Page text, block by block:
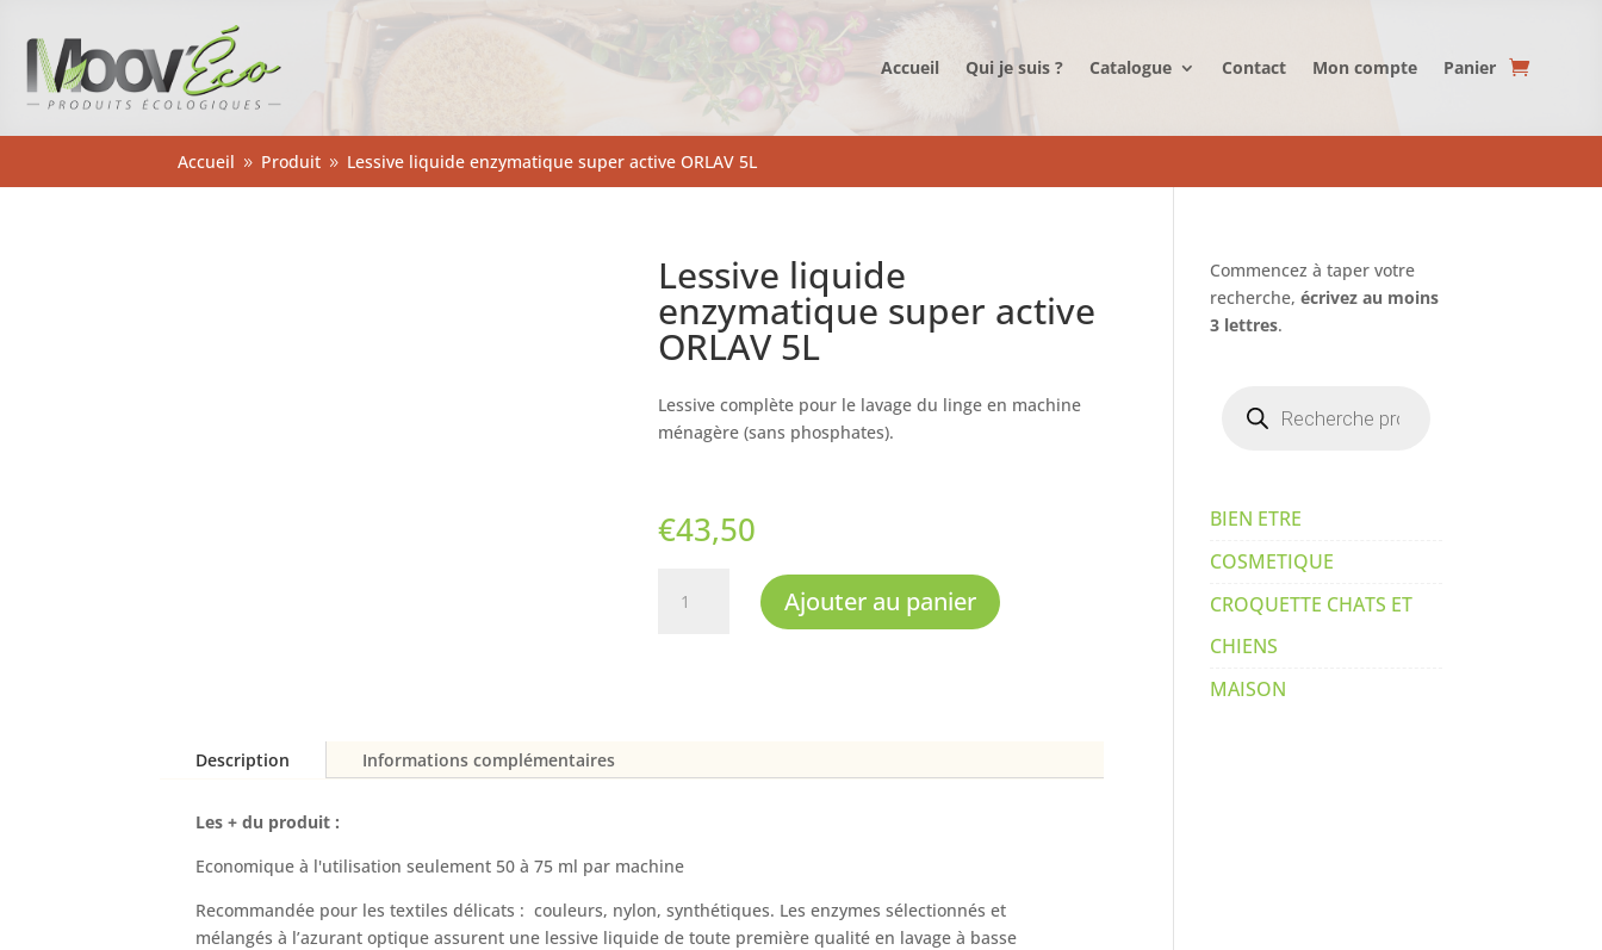
Accueil Qui je suis ? Catalogue Contact Mon compte Panier
Accueil 9 Produit 9 Lessive liquide enzymatique super active ORLAV 5L
Lessive liquide
enzymatique super active
ORLAV 5L
Lessive complète pour le lavage du linge en machine
ménagère (sans phosphates).
€43,50
ORLAV
Ajouter au panier
Description Informations complémentaires
Les + du produit :
Economique à l'utilisation seulement 50 à 75 ml par machine
Recommandée pour les textiles délicats : couleurs, nylon, synthétiques. Les enzymes sélectionnés et
mélangés à l’azurant optique assurent une lessive liquide de toute première qualité en lavage à basse
Commencez à taper votre
recherche,écrivez au moins
3 lettres.
produits
BIEN ETRE
COSMETIQUE
CROQUETTE CHATS ET
CHIENS
MAISON